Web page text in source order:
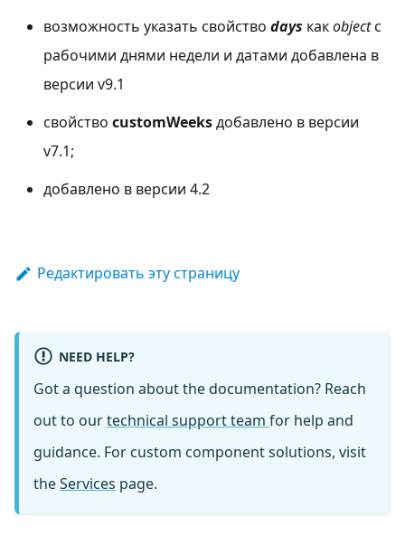
возможность указать свойство days какobjectс
рабочими днями недели и датами добавлена в
версии v9.1
свойство customWeeksдобавлено в версии
v7.1;
добавлено в версии 4.2
Редактировать эту страницу
NEED HELP?
Got a question about the documentation? Reach
out to ourtechnical support team for help and
guidance. For custom component solutions, visit
theServices page.